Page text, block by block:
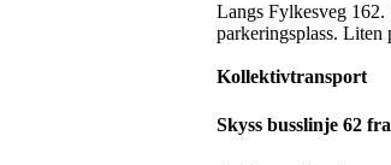
Langs Fylkesveg 162.
parkeringsplass. Liten
Kollektivtransport
Skyss busslinje 62